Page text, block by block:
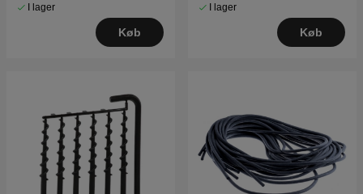
I lager
Køb
I lager
Køb